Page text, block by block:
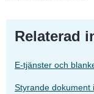
Relaterad
E-tjänster och
Styrande dokument